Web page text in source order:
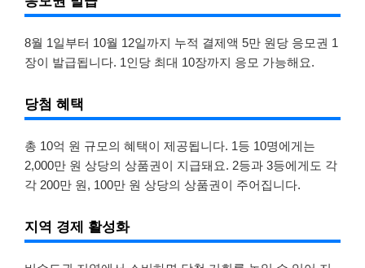
8월 1일부터 10월 12일까지 누적 결제액 5만 원당 응모권 1
장이 발급됩니다. 1인당 최대 10장까지 응모 가능해요.
당첨 혜택
총 10억 원 규모의 혜택이 제공됩니다. 1등 10명에게는
2,000만 원 상당의 상품권이 지급돼요. 2등과 3등에게도 각
각 200만 원, 100만 원 상당의 상품권이 주어집니다.
지역 경제 활성화